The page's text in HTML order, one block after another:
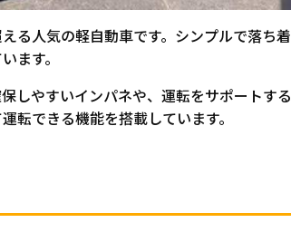
る人気の軽自動車です。シンプルで落ち着
ます。
しやすいインパネや、運転をサポートする
転できる機能を搭載しています。